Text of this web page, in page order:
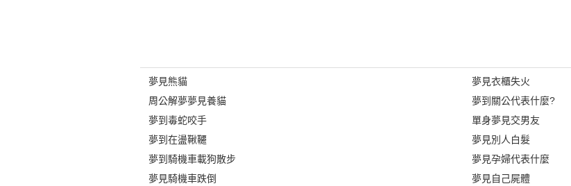
夢見熊貓
周公解夢夢見養貓
夢到毒蛇咬手
夢到在盪鞦韆
夢到騎機車載狗散步
夢見騎機車跌倒
夢見衣櫃失火
夢到關公代表什麼?
單身夢見交男友
夢見別人白髮
夢見孕婦代表什麼
夢見自己屍體